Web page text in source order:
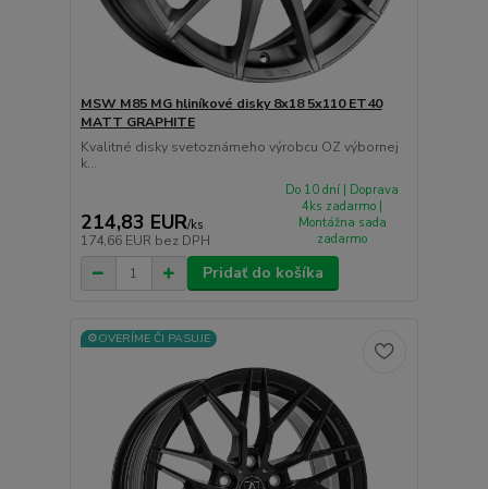
MSW M85 MG hliníkové disky 8x18 5x110 ET40
MATT GRAPHITE
Kvalitné disky svetoznámeho výrobcu OZ výbornej
k...
214,83 EUR/ks
174,66 EUR bez DPH
Do 10 dní | Doprava
4ks zadarmo |
Montážna sada
zadarmo
Pridať do košíka
⚙️OVERÍME ČI PASUJE